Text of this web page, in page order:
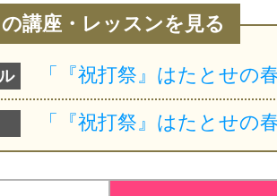
講座・レッスンを見る